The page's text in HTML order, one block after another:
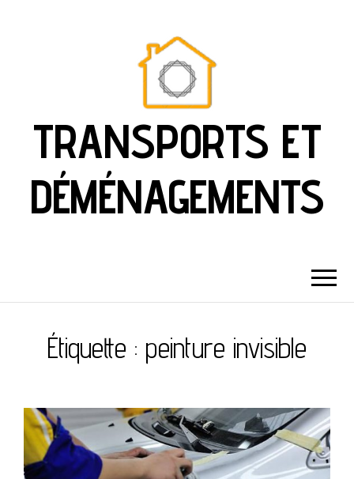
TRANSPORTS ET
DÉMÉNAGEMENTS
Étiquette : peinture invisible